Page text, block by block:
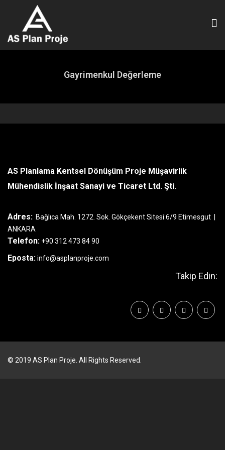
Gayrimenkul Değerleme
AS Planlama Kentsel Dönüşüm Proje Müşavirlik
Mühendislik İnşaat Sanayi ve Ticaret Ltd. Şti.
Adres: Bağlıca Mah. 1272. Sok. Gökçekent Sitesi 6/9 Etimesgut |
ANKARA
Telefon: +90 312 473 84 90
Eposta:info@asplanproje.com
Takip Edin:
© 2019 AS Plan Proje. All Rights Reserved.